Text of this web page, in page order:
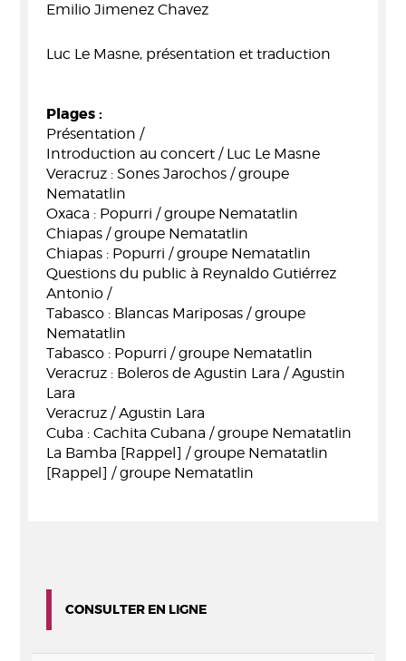
Emilio Jimenez Chavez
Luc Le Masne, présentation et traduction
Plages :
Présentation /
Introduction au concert / Luc Le Masne
Veracruz : Sones Jarochos / groupe
Nematatlin
Oxaca : Popurri / groupe Nematatlin
Chiapas / groupe Nematatlin
Chiapas : Popurri / groupe Nematatlin
Questions du public à Reynaldo Gutiérrez
Antonio /
Tabasco : Blancas Mariposas / groupe
Nematatlin
Tabasco : Popurri / groupe Nematatlin
Veracruz : Boleros de Agustin Lara / Agustin
Lara
Veracruz / Agustin Lara
Cuba : Cachita Cubana / groupe Nematatlin
La Bamba [Rappel] / groupe Nematatlin
[Rappel] / groupe Nematatlin
CONSULTER EN LIGNE